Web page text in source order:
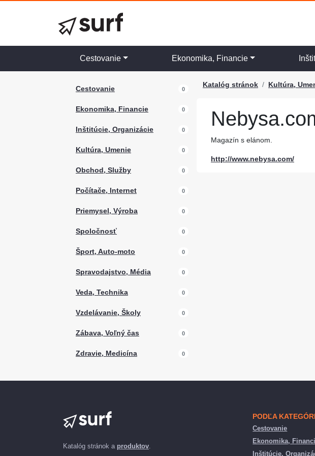
Cestovanie Ekonomika, Financie
Cestovanie 0
Ekonomika, Financie 0
Inštitúcie, Organizácie 0
Kultúra, Umenie 0
Obchod, Služby 0
Počítače, Internet 0
Priemysel, Výroba 0
Spoločnosť 0
Šport, Auto-moto 0
Spravodajstvo, Média 0
Veda, Technika 0
Vzdelávanie, Školy 0
Zábava, Voľný čas 0
Zdravie, Medicína 0
Katalóg stránok Kultúra,
Magazín s elánom.
http://www.nebysa.com/
Katalóg stránok a produktov.
PODĽA
Cestovanie
Ekonomika,
Inštitúcie,